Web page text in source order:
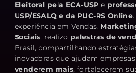
Eleitoral pela ECA-USP e
USP/ESALQ e da PUC-RS Online
experiência em Vendas,
Sociais, realizo palestras de
Brasil, compartilhando
inovadoras que ajudam
venderem mais, fortalecerem